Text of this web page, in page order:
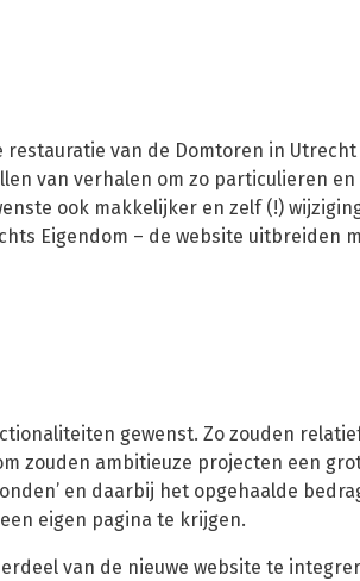
van de Domtoren in
van verhalen om zo particulieren
ook makkelijker en zelf (!)
Eigendom – de website uitbreiden
gewenst. Zo zouden
zouden ambitieuze projecten een
en daarbij het opgehaalde
eigen pagina te krijgen.
van de nieuwe website te